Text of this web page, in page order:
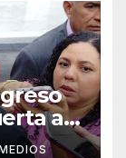
a